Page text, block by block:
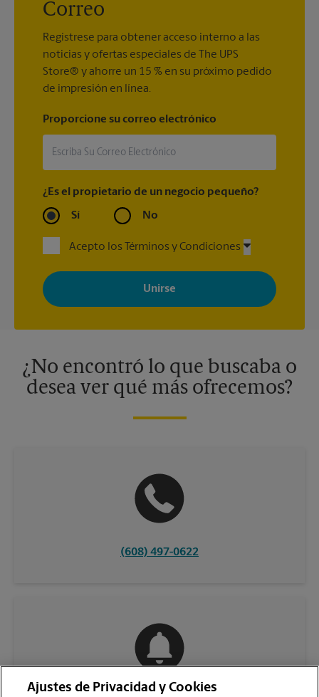
Correo
Regístrese para obtener acceso interno a las
noticias y ofertas especiales de The UPS
Store® y ahorre un 15 % en su próximo pedido
de impresión en línea.
Proporcione su correo electrónico
¿Es el propietario de un negocio pequeño?
Sí No
Acepto los Términos y Condiciones
Al registrarse, acepta recibir correos electrónicos de The UPS
Store con noticias, ofertas especiales, promociones y mensajes
adaptados a sus intereses. Puede darse de baja en cualquier
momento. Para más información, consulte nuestra política de
¿No encontró lo que buscaba o
desea ver qué más ofrecemos?
(608) 497-0622
Ajustes de Privacidad y Cookies